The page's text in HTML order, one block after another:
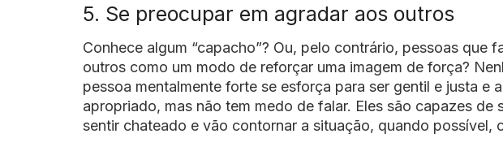
5. Se preocupar em agradar aos outros
Conhece algum “capacho”? Ou, pelo contrário, pessoas que
outros como um modo de reforçar uma imagem de força?
pessoa mentalmente forte se esforça para ser gentil e justa e
apropriado, mas não tem medo de falar. Eles são capazes de
sentir chateado e vão contornar a situação, quando possível,